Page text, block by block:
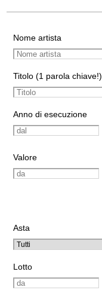
Nome artista
Titolo (1 parola chiave!)
Anno di esecuzione
Valore
Asta
Lotto